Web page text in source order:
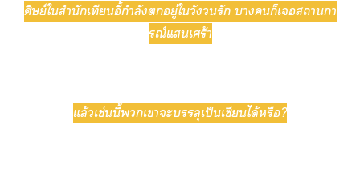
ศิษย์ใสำนักเทียนอี้กำลังอยู่ใวังวนรัก าก็เสถานกา
รณ์แเศร้า
แล้วเช่นนี้เาะบรรลุเป็นเซียนได้หรือ?